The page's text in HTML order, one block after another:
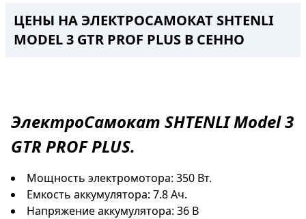
ЦЕНЫ НА ЭЛЕКТРОСАМОКАТ SHTENLI
MODEL 3 GTR PROF PLUS В СЕННО
ЭлектроСамокат SHTENLI Model 3
GTR PROF PLUS.
Мощность электромотора: 350 Вт.
Емкость аккумулятора: 7.8 Ач.
Напряжение аккумулятора: 36 В